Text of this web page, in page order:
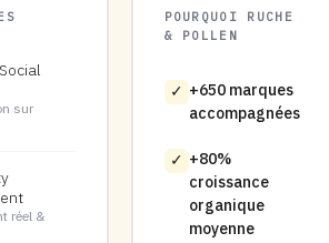
sur
réel &
POURQUOI RUCHE
& POLLEN
✓ +650 marques
accompagnées
✓ +80%
croissance
organique
moyenne